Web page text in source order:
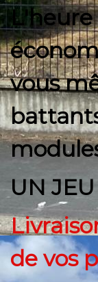
L'heure
vous
UN
de vos